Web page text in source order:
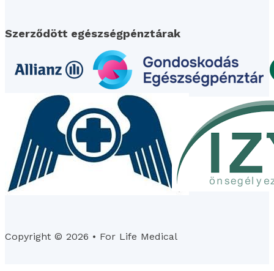
Szerződött egészségpénztárak
Copyright © 2026 • For Life Medical